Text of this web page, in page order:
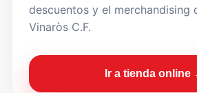
descuentos y el merchandising
Vinaròs C.F.
Ir a tienda online